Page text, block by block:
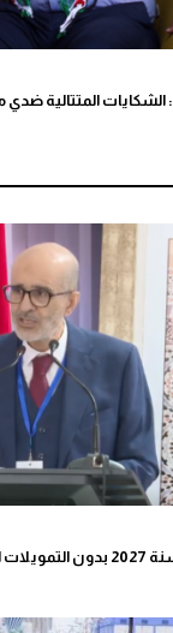
المتتالية
مشروع قانون المالية لسنة